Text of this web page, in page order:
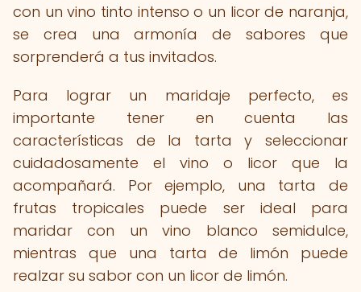
con un vino tinto intenso o un licor de naranja,
se crea una armonía de sabores que
sorprenderá a tus invitados.
Para lograr un maridaje perfecto, es
importante tener en cuenta las
características de la tarta y seleccionar
cuidadosamente el vino o licor que la
acompañará. Por ejemplo, una tarta de
frutas tropicales puede ser ideal para
maridar con un vino blanco semidulce,
mientras que una tarta de limón puede
realzar su sabor con un licor de limón.